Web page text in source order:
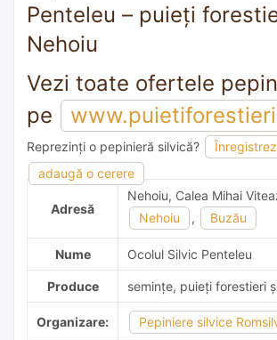
Penteleu – puieți
Nehoiu
Vezi toate ofertele
pe
Reprezinți o pepinieră silvică?
adaugă o cerere
adaugă o recomandare
Adresă
Nehoiu, Calea Mihai
Nehoiu
, Buzău
Nume Ocolul Silvic Penteleu
Produce semințe, puieți forestieri
Organizare: Pepiniere silvice